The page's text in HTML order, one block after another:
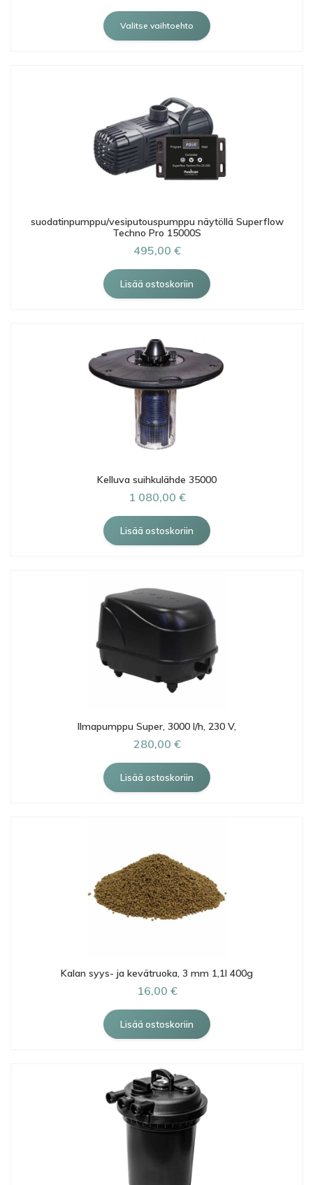
Valitse vaihtoehto
suodatinpumppu/vesiputouspumppu näytöllä Superflow
Techno Pro 15000S
495,00 €
Kelluva suihkulähde 35000
1 080,00 €
Ilmapumppu Super, 3000 l/h, 230 V,
280,00 €
Kalan syys- ja kevätruoka, 3 mm 1,1l 400g
16,00 €